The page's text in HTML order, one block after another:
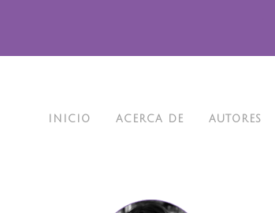
INICIO ACERCA DE AUTORES